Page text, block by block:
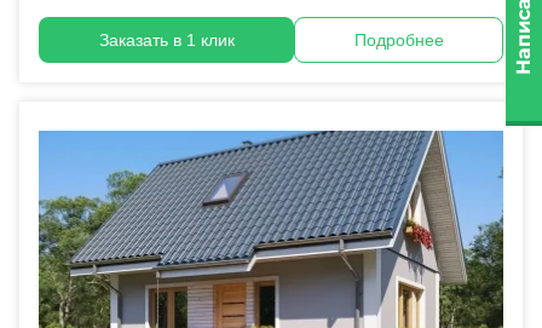
Заказать в 1 клик Подробнее